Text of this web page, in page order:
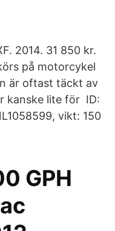
2014. 31 850 kr.
på motorcykel
är oftast täckt av
kanske lite för ID:
vikt: 150
GPH